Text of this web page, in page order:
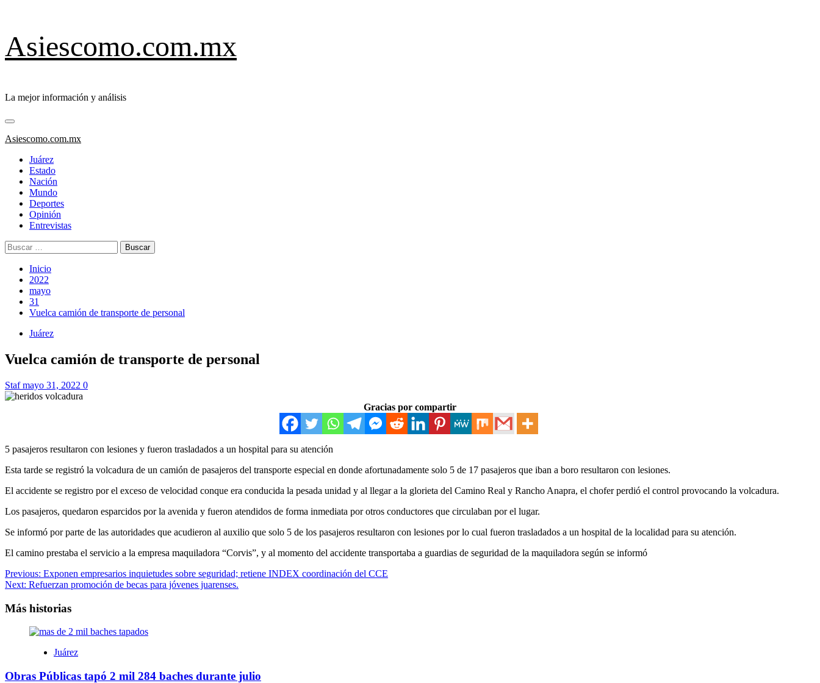
al
contenido
Asiescomo.com.mx
La mejor información y análisis
Menú
primario
Asiescomo.com.mx
Juárez
Estado
Nación
Mundo
Deportes
Opinión
Entrevistas
Buscar:
Inicio
2022
mayo
31
Vuelca camión de transporte de personal
Juárez
Vuelca camión de transporte de personal
Stafmayo 31, 2022 0
Gracias por compartir
5 pasajeros resultaron con lesiones y fueron trasladados a un hospital para su atención
Esta tarde se registró la volcadura de un camión de pasajeros del transporte especial en donde afortunadamente solo 5 de 17 pasajeros que iban a boro resultaron con lesiones.
El accidente se registro por el exceso de velocidad conque era conducida la pesada unidad y al llegar a la glorieta del Camino Real y Rancho Anapra, el chofer perdió el control provocando la volcadura.
Los pasajeros, quedaron esparcidos por la avenida y fueron atendidos de forma inmediata por otros conductores que circulaban por el lugar.
Se informó por parte de las autoridades que acudieron al auxilio que solo 5 de los pasajeros resultaron con lesiones por lo cual fueron trasladados a un hospital de la localidad para su atención.
El camino prestaba el servicio a la empresa maquiladora “Corvis”, y al momento del accidente transportaba a guardias de seguridad de la maquiladora según se informó
Navegación
de
entradas
Previous: Exponen empresarios inquietudes sobre seguridad; retiene INDEX coordinación del CCE
Next: Refuerzan promoción de becas para jóvenes juarenses.
Más historias
Juárez
Obras Públicas tapó 2 mil 284 baches durante julio